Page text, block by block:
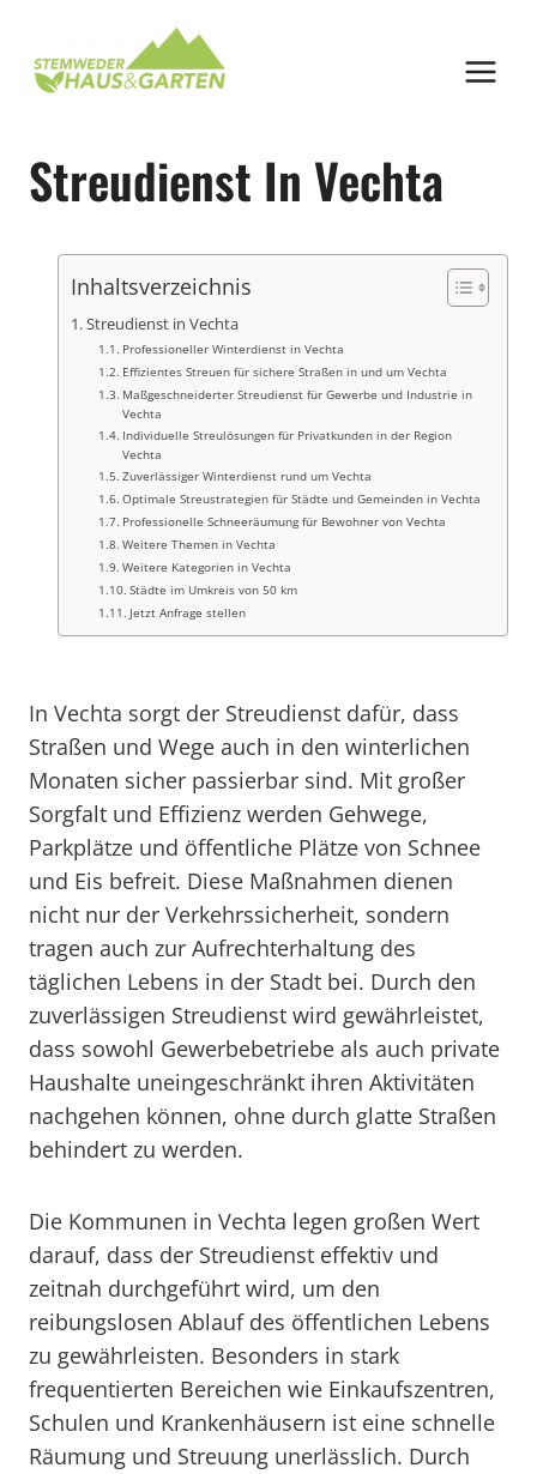
springen
Streudienst In Vechta
Inhaltsverzeichnis
Streudienst in Vechta
Professioneller Winterdienst in Vechta
Effizientes Streuen für sichere Straßen in und um Vechta
Maßgeschneiderter Streudienst für Gewerbe und Industrie in
Vechta
Individuelle Streulösungen für Privatkunden in der Region
Vechta
Zuverlässiger Winterdienst rund um Vechta
Optimale Streustrategien für Städte und Gemeinden in Vechta
Professionelle Schneeräumung für Bewohner von Vechta
Weitere Themen in Vechta
Weitere Kategorien in Vechta
Städte im Umkreis von 50 km
Jetzt Anfrage stellen
In Vechta sorgt der Streudienst dafür, dass
Straßen und Wege auch in den winterlichen
Monaten sicher passierbar sind. Mit großer
Sorgfalt und Effizienz werden Gehwege,
Parkplätze und öffentliche Plätze von Schnee
und Eis befreit. Diese Maßnahmen dienen
nicht nur der Verkehrssicherheit, sondern
tragen auch zur Aufrechterhaltung des
täglichen Lebens in der Stadt bei. Durch den
zuverlässigen Streudienst wird gewährleistet,
dass sowohl Gewerbebetriebe als auch private
Haushalte uneingeschränkt ihren Aktivitäten
nachgehen können, ohne durch glatte Straßen
behindert zu werden.
Die Kommunen in Vechta legen großen Wert
darauf, dass der Streudienst effektiv und
zeitnah durchgeführt wird, um den
reibungslosen Ablauf des öffentlichen Lebens
zu gewährleisten. Besonders in stark
frequentierten Bereichen wie Einkaufszentren,
Schulen und Krankenhäusern ist eine schnelle
Räumung und Streuung unerlässlich. Durch